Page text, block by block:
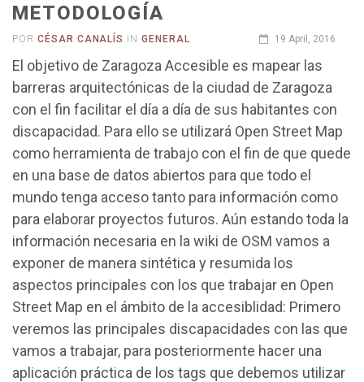
METODOLOGÍA
POR CÉSAR CANALÍS INGENERAL 19 April, 2016
El objetivo de Zaragoza Accesible es mapear las
barreras arquitectónicas de la ciudad de Zaragoza
con el fin facilitar el día a día de sus habitantes con
discapacidad. Para ello se utilizará Open Street Map
como herramienta de trabajo con el fin de que quede
en una base de datos abiertos para que todo el
mundo tenga acceso tanto para información como
para elaborar proyectos futuros. Aún estando toda la
información necesaria en la wiki de OSM vamos a
exponer de manera sintética y resumida los
aspectos principales con los que trabajar en Open
Street Map en el ámbito de la accesiblidad: Primero
veremos las principales discapacidades con las que
vamos a trabajar, para posteriormente hacer una
aplicación práctica de los tags que debemos utilizar